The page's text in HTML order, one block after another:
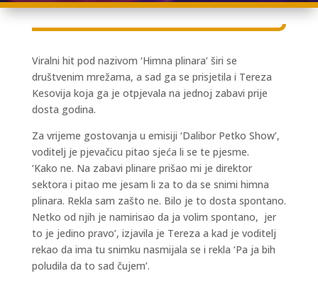
Viralni hit pod nazivom ‘Himna plinara’ širi se
društvenim mrežama, a sad ga se prisjetila i Tereza
Kesovija koja ga je otpjevala na jednoj zabavi prije
dosta godina.
Za vrijeme gostovanja u emisiji ‘Dalibor Petko Show’,
voditelj je pjevačicu pitao sjeća li se te pjesme.
‘Kako ne. Na zabavi plinare prišao mi je direktor
sektora i pitao me jesam li za to da se snimi himna
plinara. Rekla sam zašto ne. Bilo je to dosta spontano.
Netko od njih je namirisao da ja volim spontano, jer
to je jedino pravo’, izjavila je Tereza a kad je voditelj
rekao da ima tu snimku nasmijala se i rekla ‘Pa ja bih
poludila da to sad čujem’.